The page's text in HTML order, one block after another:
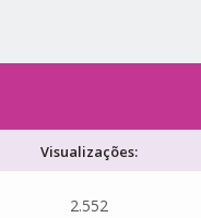
Visualizações:
2.552